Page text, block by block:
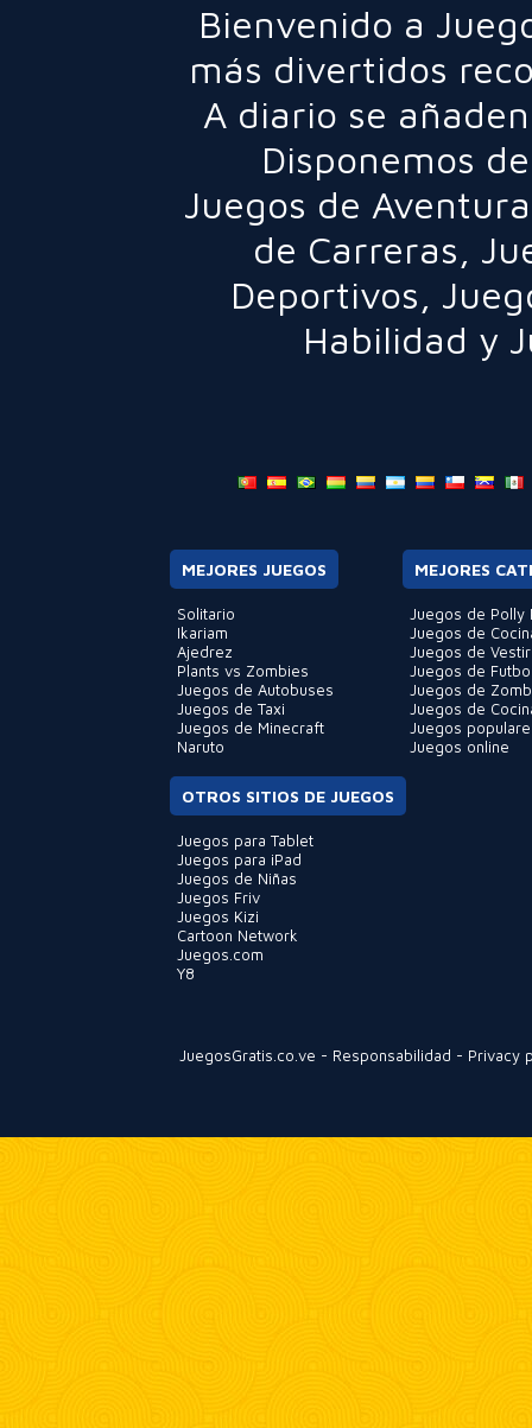
Bienvenido a
más divertidos
A diario se
Disponemos
Juegos de Aventura
de Carreras,
Deportivos,
Habilidad y
MEJORES JUEGOS
Solitario
Ikariam
Ajedrez
Plants vs Zombies
Juegos de Autobuses
Juegos de Taxi
Juegos de Minecraft
Naruto
MEJORES
Juegos de Polly
Juegos de
Juegos de Vestir
Juegos de
Juegos de
Juegos de
Juegos
Juegos online
OTROS SITIOS DE JUEGOS
Juegos para Tablet
Juegos para iPad
Juegos de Niñas
Juegos Friv
Juegos Kizi
Cartoon Network
Juegos.com
Y8
JuegosGratis.co.ve - Responsabilidad - Privacy